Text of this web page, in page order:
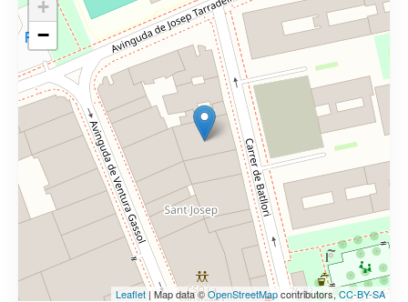
+
−
Leaflet | Map data ©OpenStreetMapcontributors,CC-BY-SA